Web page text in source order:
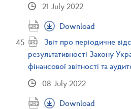
21 July 2022
Download
Звіт про періодичне
результативності Закону
фінансової звітності та
08 July 2022
Download